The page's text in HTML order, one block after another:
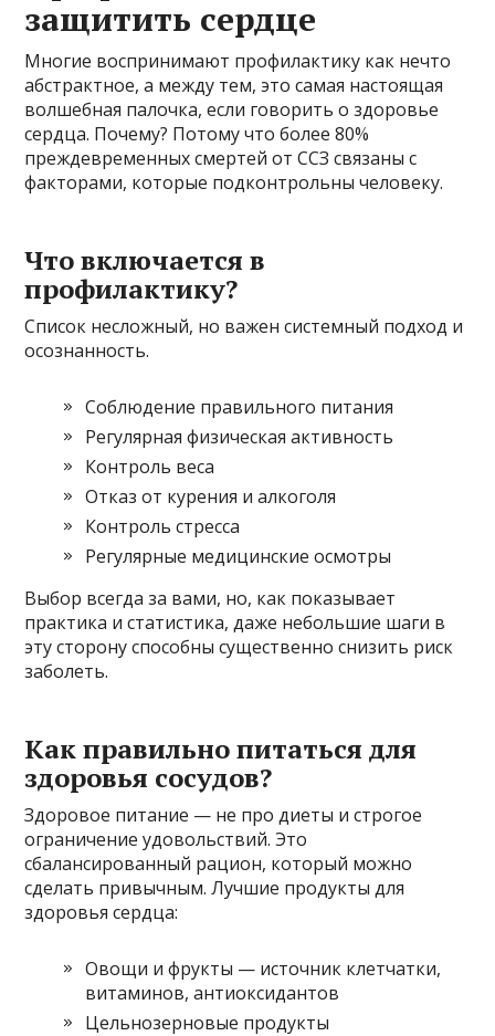
защитить сердце
Многие воспринимают профилактику как нечто
абстрактное, а между тем, это самая настоящая
волшебная палочка, если говорить о здоровье
сердца. Почему? Потому что более 80%
преждевременных смертей от ССЗ связаны с
факторами, которые подконтрольны человеку.
Что включается в
профилактику?
Список несложный, но важен системный подход и
осознанность.
Соблюдение правильного питания
Регулярная физическая активность
Контроль веса
Отказ от курения и алкоголя
Контроль стресса
Регулярные медицинские осмотры
Выбор всегда за вами, но, как показывает
практика и статистика, даже небольшие шаги в
эту сторону способны существенно снизить риск
заболеть.
Как правильно питаться для
здоровья сосудов?
Здоровое питание — не про диеты и строгое
ограничение удовольствий. Это
сбалансированный рацион, который можно
сделать привычным. Лучшие продукты для
здоровья сердца:
Овощи и фрукты — источник клетчатки,
витаминов, антиоксидантов
Цельнозерновые продукты